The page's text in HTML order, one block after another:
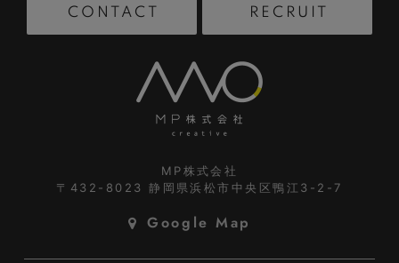
CONTACT RECRUIT
MP株式会社
〒432-8023静岡県浜松市中央区鴨江3-2-7
Google Map